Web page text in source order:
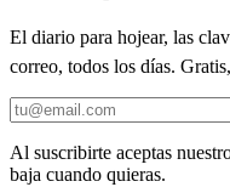
El diario para hojear, las
correo, todos los días.
Al suscribirte aceptas
baja cuando quieras.